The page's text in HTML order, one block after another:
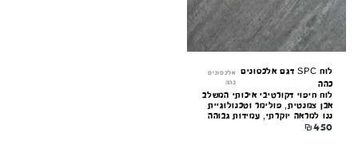
לוח SPC דגם אלכסונים
כהה
אלכסונים
כהה
לוח חיפוי דקורטיבי איכותי המשלב
אבן צמנטית, פולימר וטכנולוגיית
ננו למראה יוקרתי, עמידות גבוהה
וקלות התקנה. מתאים לקירות
₪450